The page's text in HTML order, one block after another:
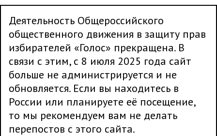
Деятельность Общероссийского
общественного движения в защиту прав
избирателей «Голос» прекращена. В
связи с этим, с 8 июля 2025 года сайт
больше не администрируется и не
обновляется. Если вы находитесь в
России или планируете её посещение,
то мы рекомендуем вам не делать
перепостов с этого сайта.